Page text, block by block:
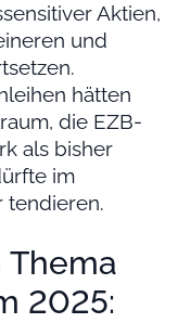
Aktien,
und
hätten
die EZB-
als bisher
im
tendieren.
2025: